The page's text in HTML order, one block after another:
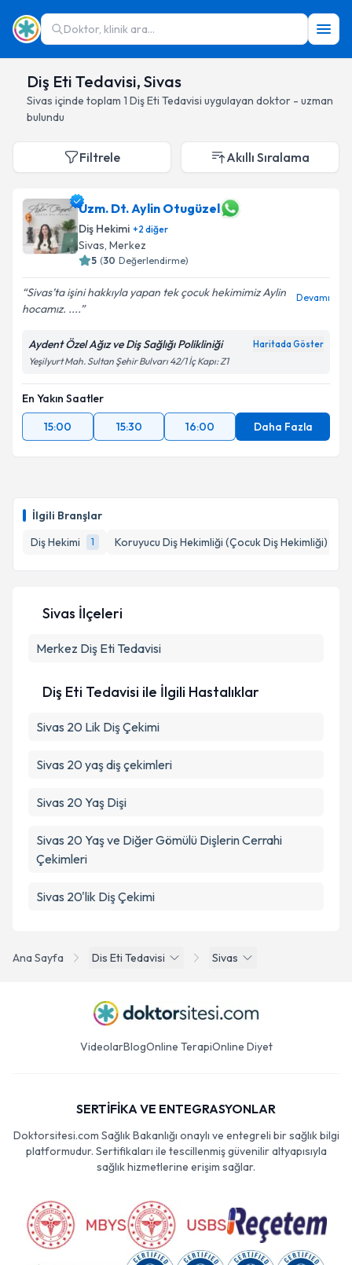
Doktor, klinik ara...
Diş Eti Tedavisi, Sivas
Sivas içinde toplam 1 Diş Eti Tedavisi uygulayan doktor - uzman
bulundu
İlgili Branşlar
Diş Hekimi
1 Koruyucu Diş Hekimliği (Çocuk Diş Hekimliği)
Filtrele Akıllı Sıralama
Uzm. Dt. Aylin Otugüzel
Diş Hekimi +2 diğer
Sivas, Merkez
5 (30 Değerlendirme)
Sivas’ta işini hakkıyla yapan tek çocuk hekimimiz Aylin
hocamız. ....
Devamı
Aydent Özel Ağız ve Diş Sağlığı Polikliniği Haritada Göster
Yeşilyurt Mah. Sultan Şehir Bulvarı 42/1 İç Kapı: Z1
En Yakın Saatler
15:00
15:30 16:00 Daha Fazla
Ana Sayfa Dis Eti Tedavisi Sivas
Sivas İlçeleri
Merkez Diş Eti Tedavisi
Diş Eti Tedavisi ile İlgili Hastalıklar
Sivas 20 Lik Diş Çekimi
Sivas 20 yaş diş çekimleri
Sivas 20 Yaş Dişi
Sivas 20 Yaş ve Diğer Gömülü Dişlerin Cerrahi
Çekimleri
Sivas 20'lik Diş Çekimi
VideolarBlogOnline TerapiOnline Diyet
SERTİFİKA VE ENTEGRASYONLAR
Doktorsitesi.com Sağlık Bakanlığı onaylı ve entegreli bir sağlık bilgi
platformudur. Sertifikaları ile tescillenmiş güvenilir altyapısıyla
sağlık hizmetlerine erişim sağlar.